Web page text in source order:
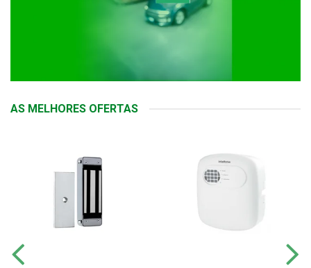
AS MELHORES OFERTAS